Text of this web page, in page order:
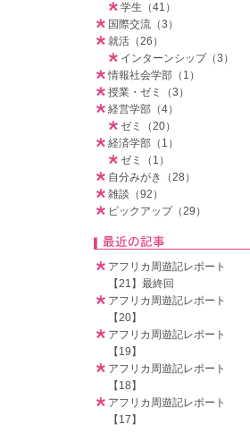
学生（41）
国際交流（3）
就活（26）
インターンシップ（3）
情報社会学部（1）
授業・ゼミ（3）
経営学部（4）
ゼミ（20）
経済学部（1）
ゼミ（1）
自分みがき（28）
雑談（92）
ピックアップ（29）
アフリカ周遊記レポート
【21】最終回
アフリカ周遊記レポート
【20】
アフリカ周遊記レポート
【19】
アフリカ周遊記レポート
【18】
アフリカ周遊記レポート
【17】